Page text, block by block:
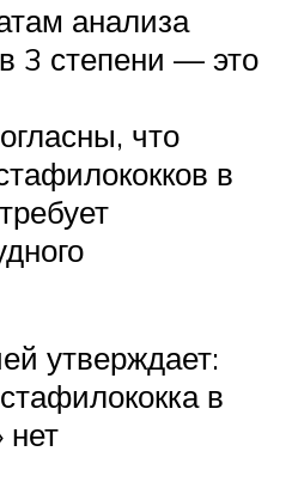
анализа
3 степени — это
что
в
утверждает:
в
нет